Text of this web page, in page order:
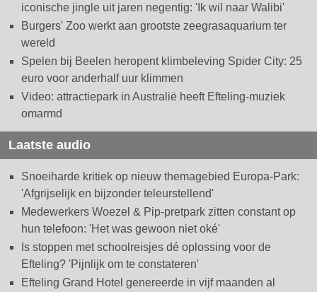
iconische jingle uit jaren negentig: 'Ik wil naar Walibi'
Burgers' Zoo werkt aan grootste zeegrasaquarium ter
wereld
Spelen bij Beelen heropent klimbeleving Spider City: 25
euro voor anderhalf uur klimmen
Video: attractiepark in Australië heeft Efteling-muziek
omarmd
Laatste audio
Snoeiharde kritiek op nieuw themagebied Europa-Park:
'Afgrijselijk en bijzonder teleurstellend'
Medewerkers Woezel & Pip-pretpark zitten constant op
hun telefoon: 'Het was gewoon niet oké'
Is stoppen met schoolreisjes dé oplossing voor de
Efteling? 'Pijnlijk om te constateren'
Efteling Grand Hotel genereerde in vijf maanden al